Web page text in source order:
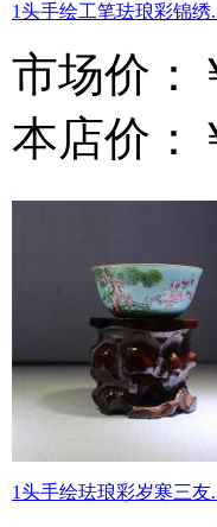
1头手绘工笔珐琅彩锦绣
市场价：
本店价：
1头手绘珐琅彩岁寒三友